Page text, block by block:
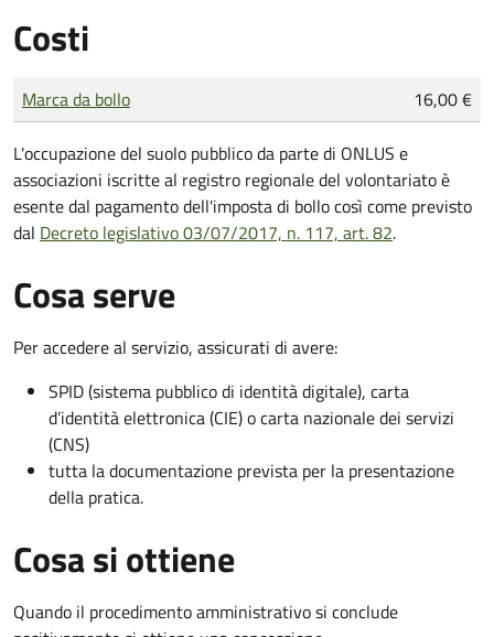
Costi
Tipo di pagamento
Importo
Marca da bollo 16,00 €
L'occupazione del suolo pubblico da parte di ONLUS e
associazioni iscritte al registro regionale del volontariato è
esente dal pagamento dell'imposta di bollo così come previsto
dal Decreto legislativo 03/07/2017, n. 117, art. 82.
Cosa serve
Per accedere al servizio, assicurati di avere:
SPID (sistema pubblico di identità digitale), carta
d’identità elettronica (CIE) o carta nazionale dei servizi
(CNS)
tutta la documentazione prevista per la presentazione
della pratica.
Cosa si ottiene
Quando il procedimento amministrativo si conclude